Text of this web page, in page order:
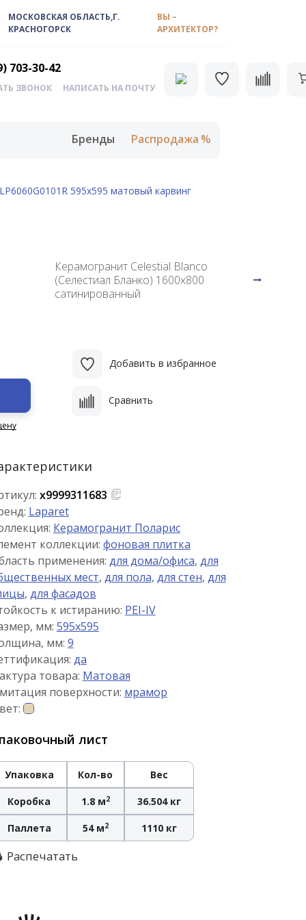
МОСКОВСКАЯ ОБЛАСТЬ,Г.
КРАСНОГОРСК
ВЫ –
АРХИТЕКТОР?
703-30-42
ЗВОНОК НАПИСАТЬ НА ПОЧТУ
Бренды Распродажа
595х595 матовый карвинг
Керамогранит Celestial Blanco
(Селестиал Бланко) 1600х800
сатинированный
Добавить в избранное
Сравнить
х9999311683
Laparet
Керамогранит Поларис
коллекции: фоновая плитка
применения: для дома/офиса, для
мест, для пола, для стен, для
, для фасадов
к истиранию: PEI-IV
мм: 595x595
мм: 9
да
товара: Матовая
поверхности: мрамор
лист
Упаковка Кол-во Вес
Коробка 1.8 м2 36.504 кг
Паллета 54 м2 1110 кг
Распечатать